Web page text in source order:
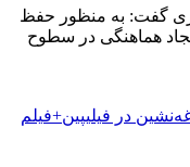
گفت: به منظور حفظ
هماهنگی در سطوح